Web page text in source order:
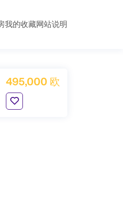
我的收藏网站说明
495,000 欧